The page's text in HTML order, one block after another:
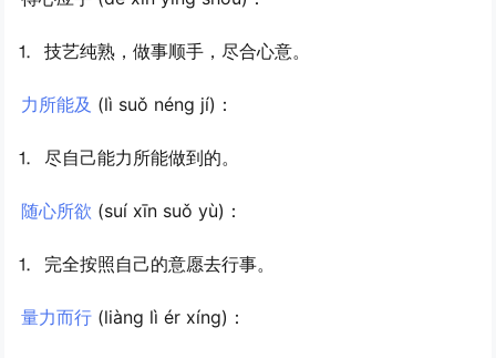
⒈ 技艺纯熟，做事顺手，尽合心意。
力所能及 (lì suǒ néng jí)：
⒈ 尽自己能力所能做到的。
随心所欲 (suí xīn suǒ yù)：
⒈ 完全按照自己的意愿去行事。
量力而行 (liàng lì ér xíng)：